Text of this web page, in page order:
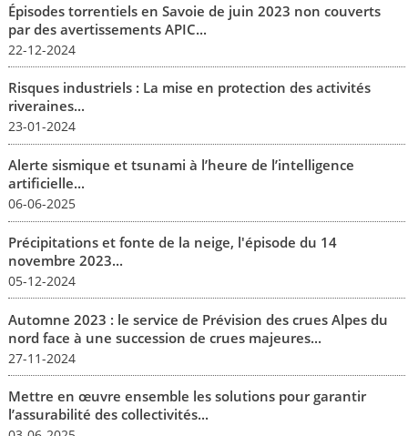
Épisodes torrentiels en Savoie de juin 2023 non couverts
par des avertissements APIC...
22-12-2024
Risques industriels : La mise en protection des activités
riveraines...
23-01-2024
Alerte sismique et tsunami à l’heure de l’intelligence
artificielle...
06-06-2025
Précipitations et fonte de la neige, l'épisode du 14
novembre 2023...
05-12-2024
Automne 2023 : le service de Prévision des crues Alpes du
nord face à une succession de crues majeures...
27-11-2024
Mettre en œuvre ensemble les solutions pour garantir
l’assurabilité des collectivités...